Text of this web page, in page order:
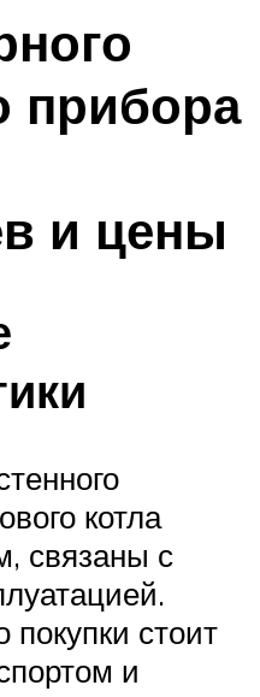
прибора
и цены
котла
связаны с
стоит
и